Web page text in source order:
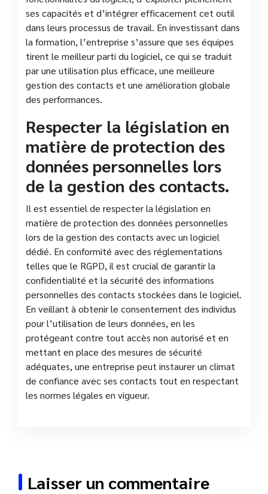
ses capacités et d’intégrer efficacement cet outil
dans leurs processus de travail. En investissant dans
la formation, l’entreprise s’assure que ses équipes
tirent le meilleur parti du logiciel, ce qui se traduit
par une utilisation plus efficace, une meilleure
gestion des contacts et une amélioration globale
des performances.
Respecter la législation en
matière de protection des
données personnelles lors
de la gestion des contacts.
Il est essentiel de respecter la législation en
matière de protection des données personnelles
lors de la gestion des contacts avec un logiciel
dédié. En conformité avec des réglementations
telles que le RGPD, il est crucial de garantir la
confidentialité et la sécurité des informations
personnelles des contacts stockées dans le logiciel.
En veillant à obtenir le consentement des individus
pour l’utilisation de leurs données, en les
protégeant contre tout accès non autorisé et en
mettant en place des mesures de sécurité
adéquates, une entreprise peut instaurer un climat
de confiance avec ses contacts tout en respectant
les normes légales en vigueur.
Laisser un commentaire